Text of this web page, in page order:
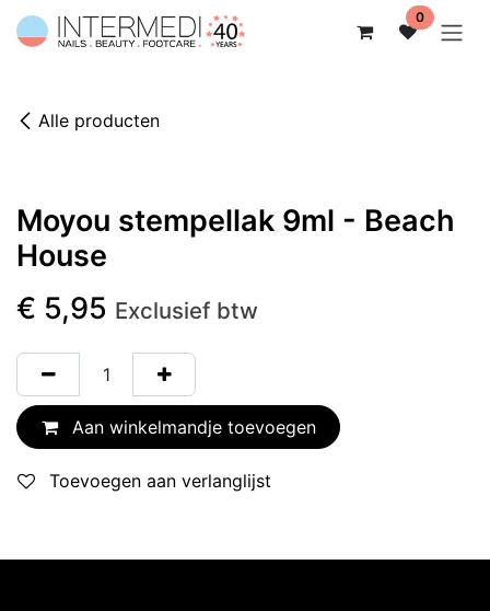
Overslaan naar inhoud 0
Alle producten
Moyou stempellak 9ml - Beach
House
€ 5,95 Exclusief btw
Aan winkelmandje toevoegen
Toevoegen aan verlanglijst